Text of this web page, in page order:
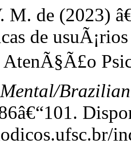
M. de (2023)
de
Mental/